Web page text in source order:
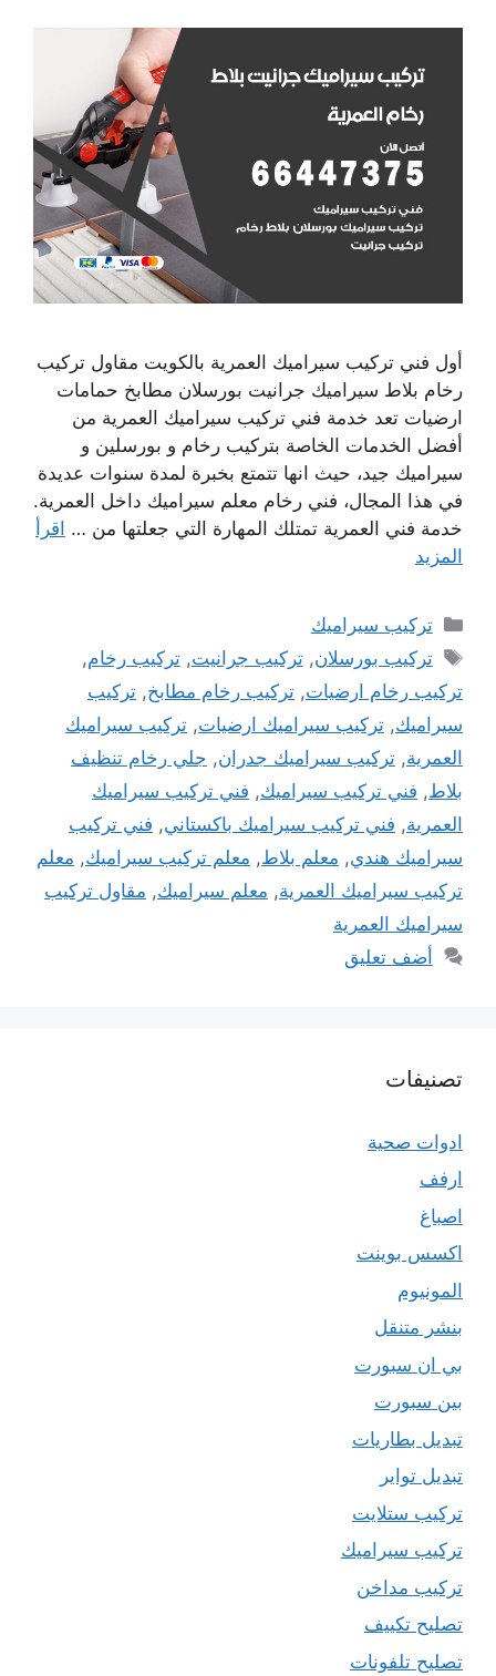
أول فني تركيب سيراميك العمرية بالكويت مقاول تركيب
رخام بلاط سيراميك جرانيت بورسلان مطابخ حمامات
ارضيات تعد خدمة فني تركيب سيراميك العمرية من
أفضل الخدمات الخاصة بتركيب رخام و بورسلين و
سيراميك جيد، حيث انها تتمتع بخبرة لمدة سنوات عديدة
في هذا المجال، فني رخام معلم سيراميك داخل العمرية.
خدمة فني العمرية تمتلك المهارة التي جعلتها من … اقرأ
المزيد
التصنيفات
تركيب سيراميك
الوسوم
تركيب بورسلان,تركيب جرانيت,تركيب رخام,
تركيب رخام ارضيات, تركيب رخام مطابخ, تركيب
سيراميك, تركيب سيراميك ارضيات, تركيب سيراميك
العمرية, تركيب سيراميك جدران, جلي رخام تنظيف
بلاط, فني تركيب سيراميك, فني تركيب سيراميك
العمرية, فني تركيب سيراميك باكستاني, فني تركيب
سيراميك هندي, معلم بلاط, معلم تركيب سيراميك, معلم
تركيب سيراميك العمرية, معلم سيراميك, مقاول تركيب
سيراميك العمرية
أضف تعليق
تصنيفات
ادوات صحية
ارفف
اصباغ
اكسس بوينت
المونيوم
بنشر متنقل
بي ان سبورت
بين سبورت
تبديل بطاريات
تبديل تواير
تركيب ستلايت
تركيب سيراميك
تركيب مداخن
تصليح تكييف
تصليح تلفونات